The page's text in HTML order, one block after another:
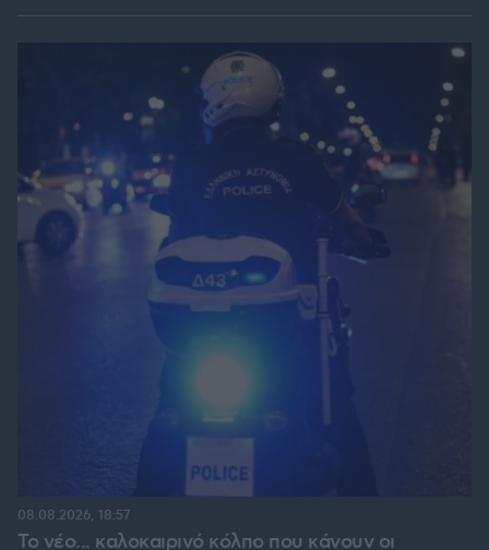
Το νέο... καλοκαιρινό κόλπο που κάνουν οι
08.08.2026, 18:57